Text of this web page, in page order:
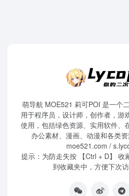
萌导航 MOE521 莉可POI 是一个
用于程序员，设计师，创作者，游
使用，包括绿色资源、实用软件、
办公素材、漫画、动漫和各类资
moe521.com /
提示：为防走失按 【Ctrl + D】 收
到收藏夹中，方便下次访